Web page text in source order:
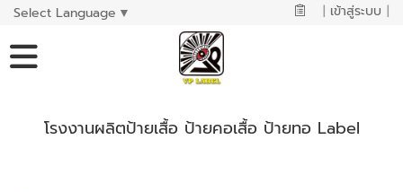
Select Language ▼ | เข้าสู่ระบบ |
โรงงานผลิตป้ายเสื้อ ป้ายคอเสื้อ ป้ายทอ Label